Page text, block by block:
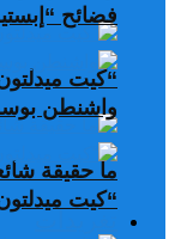
“كيت
ما حقيقة
فضائح
واشنطن
“كيت